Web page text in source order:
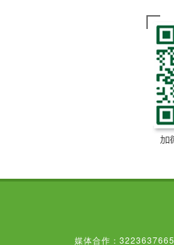
媒体合作：3223637665